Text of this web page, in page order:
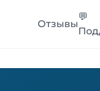
Отзывы
💬